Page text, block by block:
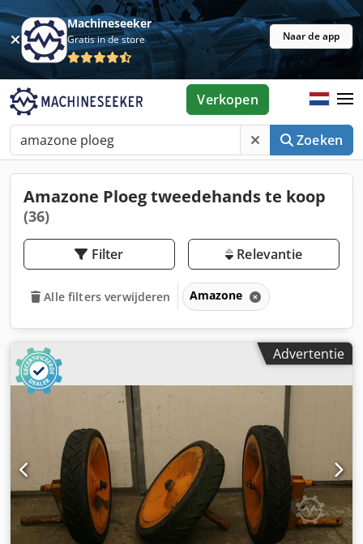
Machineseeker
Gratis in de store Naar de app
Zoeken
Verkopen
Amazone Ploeg tweedehands te koop
(36)
Filter Relevantie
Alle filters verwijderen Amazone
Advertentie